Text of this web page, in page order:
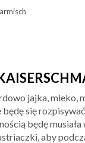
jajka, mleko,
się
będę
aby